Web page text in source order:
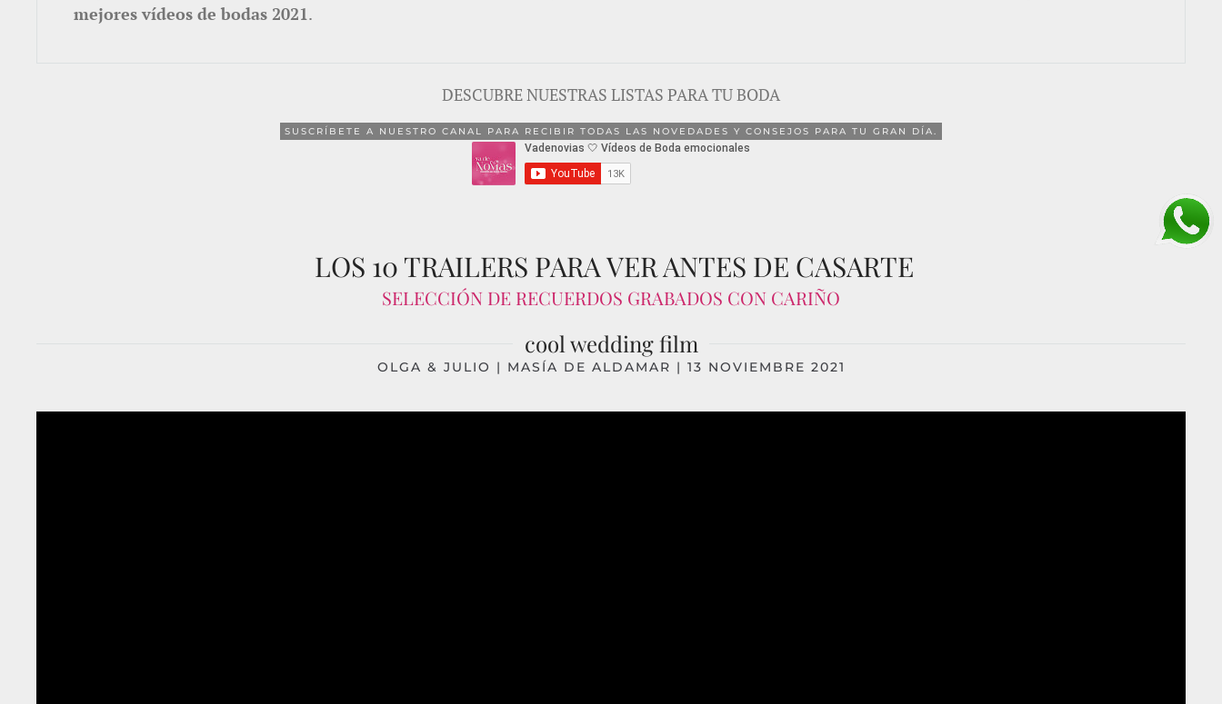
mejores vídeos de bodas 2021.
DESCUBRE NUESTRAS LISTAS PARA TU BODA
SUSCRÍBETE A NUESTRO CANAL PARA RECIBIR TODAS LAS NOVEDADES Y CONSEJOS PARA TU GRAN DÍA.
LOS 10 TRAILERS PARA VER ANTES DE CASARTE
SELECCIÓN DE RECUERDOS GRABADOS CON CARIÑO
cool wedding film
OLGA & JULIO | MASÍA DE ALDAMAR | 13 NOVIEMBRE 2021